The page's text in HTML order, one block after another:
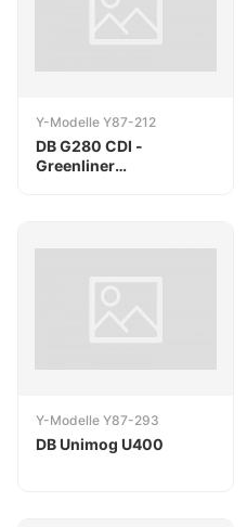
Y-Modelle Y87-212
DB G280 CDI -
Greenliner
Y-Modelle Y87-293
DB Unimog U400